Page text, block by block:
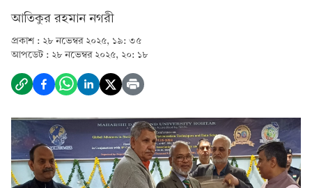
আতিকুর রহমান নগরী
প্রকাশ : ২৮ নভেম্বর ২০২৫, ১৯: ৩৫
আপডেট : ২৮ নভেম্বর ২০২৫, ২০: ১৮